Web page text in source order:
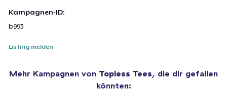
Kampagnen-ID:
b993
Listing melden
Mehr Kampagnen von Topless Tees, die dir gefallen
könnten: